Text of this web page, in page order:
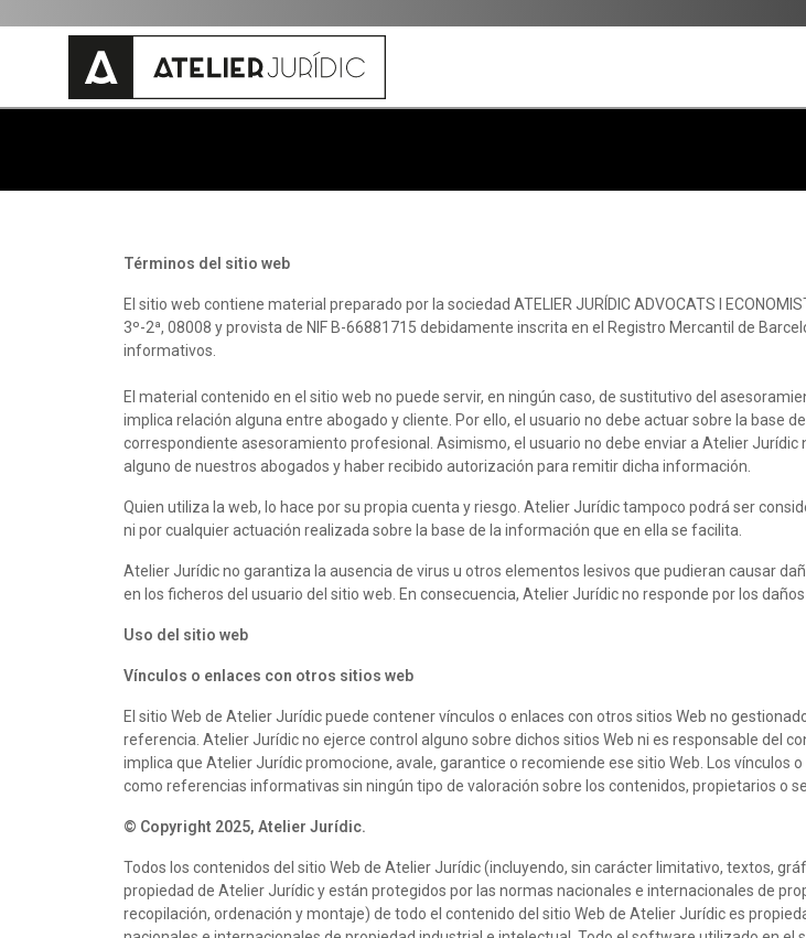
Términos del sitio web
El sitio web contiene material preparado por la sociedad ATELIER JURÍDIC ADVOCATS I
3º-2ª, 08008 y provista de NIF B-66881715 debidamente inscrita en el Registro Mercantil de
informativos.
El material contenido en el sitio web no puede servir, en ningún caso, de sustitutivo del
implica relación alguna entre abogado y cliente. Por ello, el usuario no debe actuar sobre la base
correspondiente asesoramiento profesional. Asimismo, el usuario no debe enviar a Atelier
alguno de nuestros abogados y haber recibido autorización para remitir dicha información.
Quien utiliza la web, lo hace por su propia cuenta y riesgo. Atelier Jurídic tampoco podrá ser
ni por cualquier actuación realizada sobre la base de la información que en ella se facilita.
Atelier Jurídic no garantiza la ausencia de virus u otros elementos lesivos que pudieran causar
en los ficheros del usuario del sitio web. En consecuencia, Atelier Jurídic no responde por los
Uso del sitio web
Vínculos o enlaces con otros sitios web
El sitio Web de Atelier Jurídic puede contener vínculos o enlaces con otros sitios Web no
referencia. Atelier Jurídic no ejerce control alguno sobre dichos sitios Web ni es responsable del
implica que Atelier Jurídic promocione, avale, garantice o recomiende ese sitio Web. Los
como referencias informativas sin ningún tipo de valoración sobre los contenidos, propietarios o
© Copyright 2025, Atelier Jurídic.
Todos los contenidos del sitio Web de Atelier Jurídic (incluyendo, sin carácter limitativo, textos,
propiedad de Atelier Jurídic y están protegidos por las normas nacionales e internacionales de
recopilación, ordenación y montaje) de todo el contenido del sitio Web de Atelier Jurídic es